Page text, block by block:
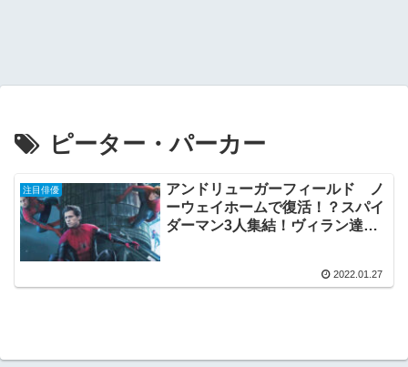
ピーター・パーカー
注目俳優
アンドリューガーフィールド ノ
ーウェイホームで復活！？スパイ
ダーマン3人集結！ヴィラン達も
2022.01.27